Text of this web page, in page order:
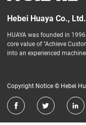
Hebei Huaya Co., Ltd.
HUAYA was founded in
core value of "Achieve
into an experienced
Copyright Notice © Hebei
  